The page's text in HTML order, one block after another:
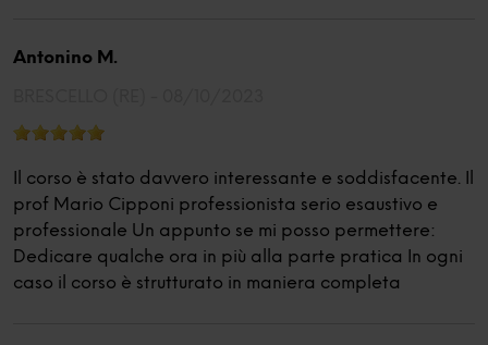
Antonino M.
Il corso è stato davvero interessante e soddisfacente. Il
prof Mario Cipponi professionista serio esaustivo e
professionale Un appunto se mi posso permettere:
Dedicare qualche ora in più alla parte pratica In ogni
caso il corso è strutturato in maniera completa